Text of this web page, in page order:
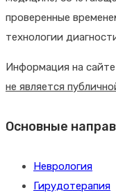
проверенные
технологии
Информация на сайте
не является
Основные
Неврология
Гирудотерапия